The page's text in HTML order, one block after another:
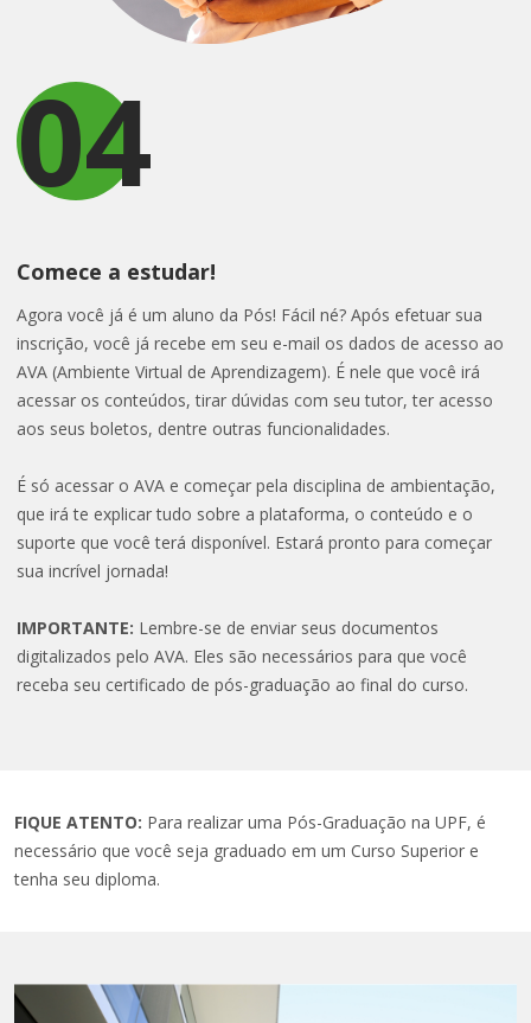
04
Comece a estudar!
Agora você já é um aluno da Pós! Fácil né? Após efetuar sua
inscrição, você já recebe em seu e-mail os dados de acesso ao
AVA (Ambiente Virtual de Aprendizagem). É nele que você irá
acessar os conteúdos, tirar dúvidas com seu tutor, ter acesso
aos seus boletos, dentre outras funcionalidades.
É só acessar o AVA e começar pela disciplina de ambientação,
que irá te explicar tudo sobre a plataforma, o conteúdo e o
suporte que você terá disponível. Estará pronto para começar
sua incrível jornada!
IMPORTANTE: Lembre-se de enviar seus documentos
digitalizados pelo AVA. Eles são necessários para que você
receba seu certificado de pós-graduação ao final do curso.
FIQUE ATENTO: Para realizar uma Pós-Graduação na UPF, é
necessário que você seja graduado em um Curso Superior e
tenha seu diploma.